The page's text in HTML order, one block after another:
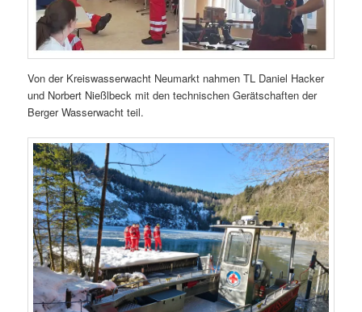
Von der Kreiswasserwacht Neumarkt nahmen TL Daniel Hacker
und Norbert Nießlbeck mit den technischen Gerätschaften der
Berger Wasserwacht teil.